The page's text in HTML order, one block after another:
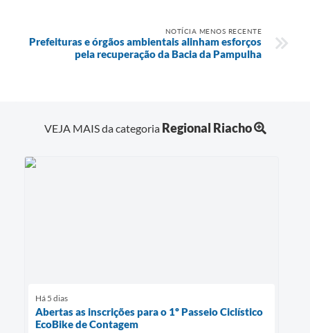
NOTÍCIA MENOS RECENTE
Prefeituras e órgãos ambientais alinham esforços
pela recuperação da Bacia da Pampulha
VEJA MAIS da categoria Regional Riacho
Há 5 dias
Abertas as inscrições para o 1º Passeio Ciclístico
EcoBike de Contagem